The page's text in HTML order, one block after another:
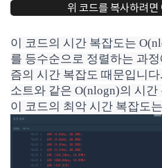
위 코드를 복사하려
이 코드의 시간 복잡도는
를 등수순으로 정렬하는 과
즘의 시간 복잡도 때문입니
소트와 같은 O(nlogn)의 시
이 코드의 최악 시간 복잡도